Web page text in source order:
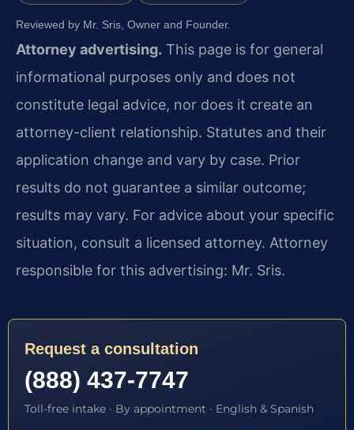
Reviewed by Mr. Sris, Owner and Founder.
Attorney advertising. This page is for general
informational purposes only and does not
constitute legal advice, nor does it create an
attorney-client relationship. Statutes and their
application change and vary by case. Prior
results do not guarantee a similar outcome;
results may vary. For advice about your specific
situation, consult a licensed attorney. Attorney
responsible for this advertising: Mr. Sris.
Request a consultation
(888) 437-7747
Toll-free intake · By appointment · English & Spanish